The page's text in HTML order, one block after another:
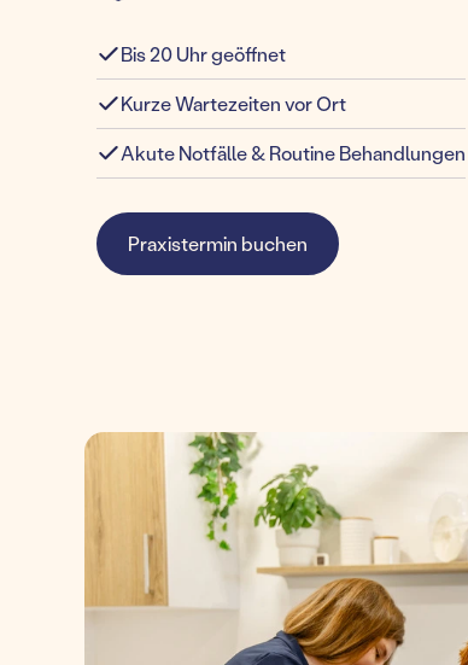
Bis 20 Uhr geöffnet
Kurze Wartezeiten vor Ort
Akute Notfälle & Routine Behandlungen
Praxistermin buchen